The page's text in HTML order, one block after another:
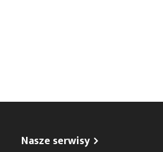
Nasze serwisy